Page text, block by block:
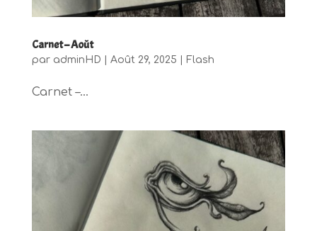
Carnet – Août
par adminHD Août 29, 2025 Flash
Carnet –...